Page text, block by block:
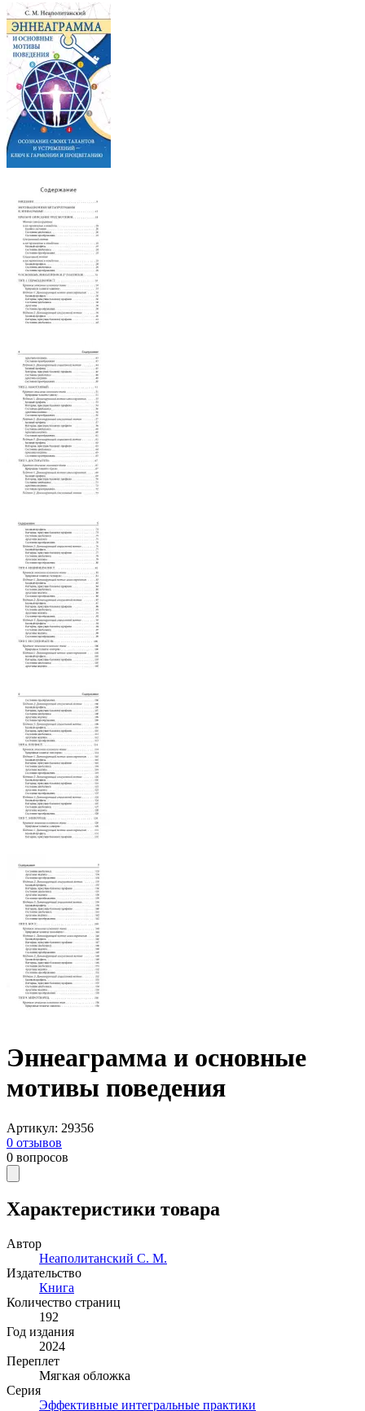
Эннеаграмма и основные
мотивы поведения
Артикул: 29356
0 отзывов
0 вопросов
Характеристики товара
Автор
Неаполитанский С. М.
Издательство
Книга
Количество страниц
192
Год издания
2024
Переплет
Мягкая обложка
Серия
Эффективные интегральные практики